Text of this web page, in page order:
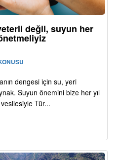
değil, suyun her
dengesi için su, yeri
Suyun önemini bize her yıl
Tür...